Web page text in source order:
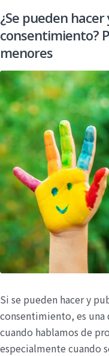
¿Se pueden
consentimiento?
menores
Si se pueden hacer y
consentimiento, es una
cuando hablamos de
especialmente cuando